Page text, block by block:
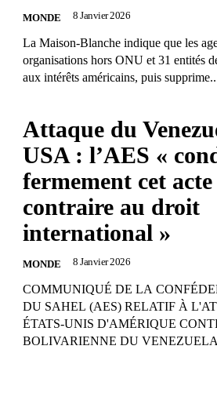
MONDE 8 Janvier 2026
La Maison-Blanche indique que les
organisations hors ONU et 31 entités
aux intérêts américains, puis
Attaque du
USA : l’AES «
fermement cet
contraire au droit
international »
MONDE 8 Janvier 2026
COMMUNIQUÉ DE LA
DU SAHEL (AES) RELATIF À
ÉTATS-UNIS D'AMÉRIQUE
BOLIVARIENNE DU